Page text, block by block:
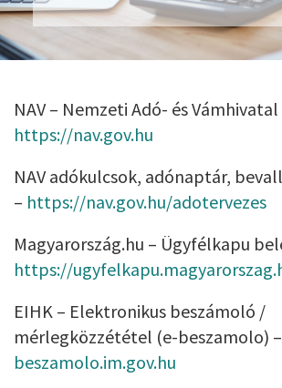
NAV – Nemzeti Adó- és Vámhivatal
https://nav.gov.hu
NAV adókulcsok, adónaptár,
– https://nav.gov.hu/adotervezes
Magyarország.hu – Ügyfélkapu
https://
EIHK – Elektronikus beszámoló /
mérlegközzététel (e-beszamolo) –
beszamolo.im.gov.hu